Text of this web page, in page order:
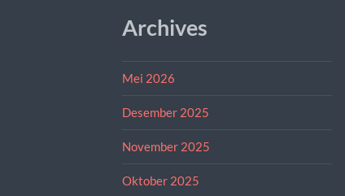
Archives
Mei 2026
Desember 2025
November 2025
Oktober 2025